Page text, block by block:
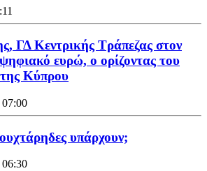
ΓΔ Κεντρικής Τράπεζας στον
ευρώ, ο ορίζοντας του
Κύπρου
υπάρχουν;